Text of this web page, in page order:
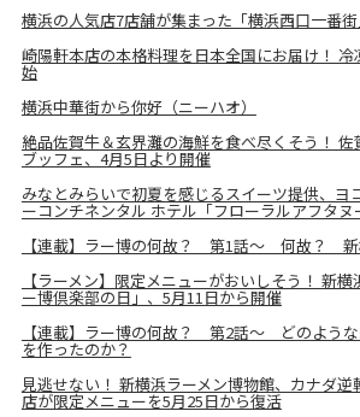
横浜の人気店7店舗が集まった「横浜西口一番
崎陽軒本店の本格料理を日本全国にお届け！
始
横浜中華街から你好（ニーハオ）
絶品佐賀牛＆玄界灘の海鮮を食べ尽くそう！
ブッフェ、4月5日より開催
みなとみらいで初夏を感じるスイーツ提供、ヨ
ーコンチネンタル ホテル「フローラルアフタヌ
【連載】ラー博の何故？ 第1話～ 何故？ 新
【ラーメン】限定メニューがおいしそう！ 新
ー博倶楽部の日」、5月11日から開催
【連載】ラー博の何故？ 第2話～ どのよう
を作ったのか？
見逃せない！ 新横浜ラーメン博物館、カナダ逆
店が限定メニューを5月25日から復活